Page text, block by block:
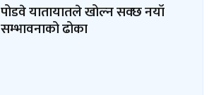
पोडवे यातायातले खोल्न सक्छ नयाँ
सम्भावनाको ढोका